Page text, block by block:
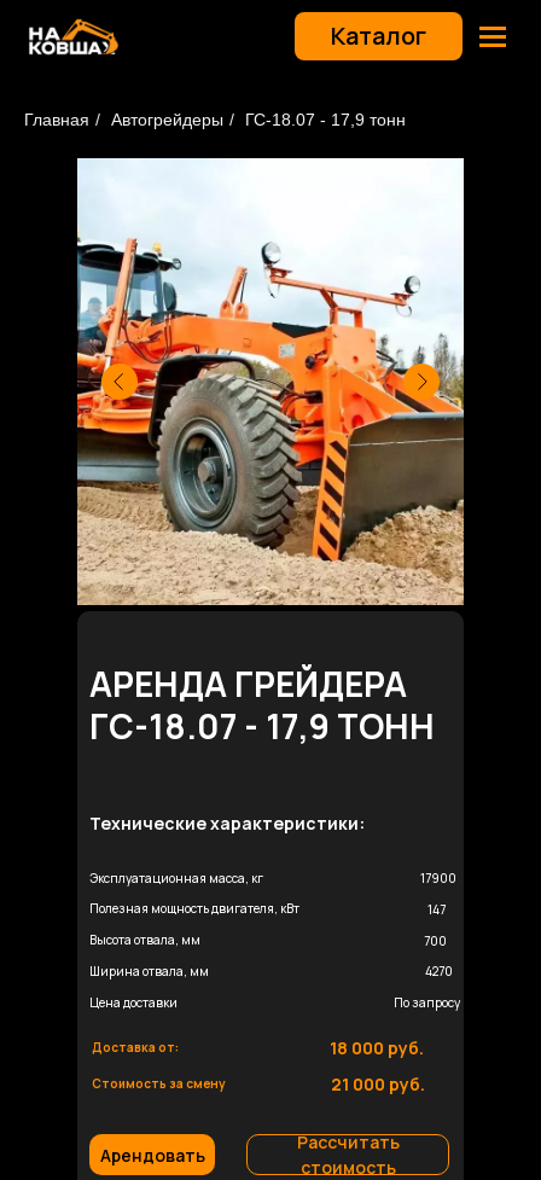
Каталог
Главная / Автогрейдеры / ГС-18.07 - 17,9 тонн
АРЕНДА ГРЕЙДЕРА
ГС-18.07 - 17,9 ТОНН
Технические характеристики:
Стоимость за смену 21 000 руб.
Доставка от: 18 000 руб.
Эксплуатационная масса, кг
17900
Полезная мощность двигателя, кВт
147
Высота отвала, мм
700
Ширина отвала, мм
4270
Цена доставки
По запросу
Арендовать
Рассчитать
стоимость